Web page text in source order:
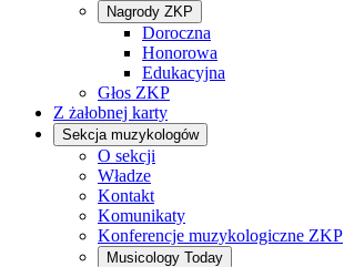
Nagrody ZKP
Doroczna
Honorowa
Edukacyjna
Głos ZKP
Z żałobnej karty
Sekcja muzykologów
O sekcji
Władze
Kontakt
Komunikaty
Konferencje muzykologiczne ZKP
Musicology Today